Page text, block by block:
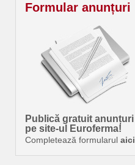
Formular anunțuri
Publică gratuit anunțuri
pe site-ul Euroferma!
Completează formularul aici